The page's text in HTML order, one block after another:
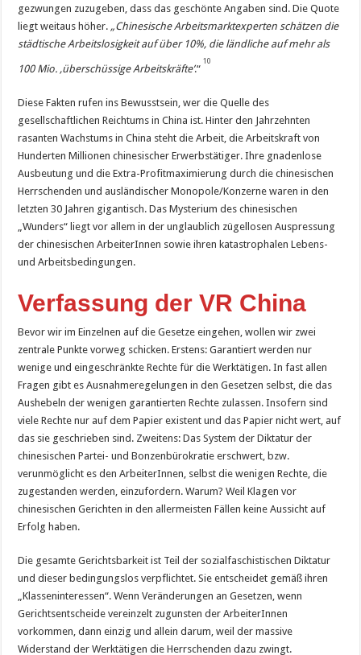
gezwungen zuzugeben, dass das geschönte Angaben sind. Die Quote
liegt weitaus höher. „Chinesische Arbeitsmarktexperten schätzen die
städtische Arbeitslosigkeit auf über 10%, die ländliche auf mehr als
100 Mio. ‚überschüssige Arbeitskräfte’.“
10
Diese Fakten rufen ins Bewusstsein, wer die Quelle des
gesellschaftlichen Reichtums in China ist. Hinter den Jahrzehnten
rasanten Wachstums in China steht die Arbeit, die Arbeitskraft von
Hunderten Millionen chinesischer Erwerbstätiger. Ihre gnadenlose
Ausbeutung und die Extra-Profitmaximierung durch die chinesischen
Herrschenden und ausländischer Monopole/Konzerne waren in den
letzten 30 Jahren gigantisch. Das Mysterium des chinesischen
„Wunders“ liegt vor allem in der unglaublich zügellosen Auspressung
der chinesischen ArbeiterInnen sowie ihren katastrophalen Lebens-
und Arbeitsbedingungen.
Verfassung der VR China
Bevor wir im Einzelnen auf die Gesetze eingehen, wollen wir zwei
zentrale Punkte vorweg schicken. Erstens: Garantiert werden nur
wenige und eingeschränkte Rechte für die Werktätigen. In fast allen
Fragen gibt es Ausnahmeregelungen in den Gesetzen selbst, die das
Aushebeln der wenigen garantierten Rechte zulassen. Insofern sind
viele Rechte nur auf dem Papier existent und das Papier nicht wert, auf
das sie geschrieben sind. Zweitens: Das System der Diktatur der
chinesischen Partei- und Bonzenbürokratie erschwert, bzw.
verunmöglicht es den ArbeiterInnen, selbst die wenigen Rechte, die
zugestanden werden, einzufordern. Warum? Weil Klagen vor
chinesischen Gerichten in den allermeisten Fällen keine Aussicht auf
Erfolg haben.
Die gesamte Gerichtsbarkeit ist Teil der sozialfaschistischen Diktatur
und dieser bedingungslos verpflichtet. Sie entscheidet gemäß ihren
„Klasseninteressen“. Wenn Veränderungen an Gesetzen, wenn
Gerichtsentscheide vereinzelt zugunsten der ArbeiterInnen
vorkommen, dann einzig und allein darum, weil der massive
Widerstand der Werktätigen die Herrschenden dazu zwingt.